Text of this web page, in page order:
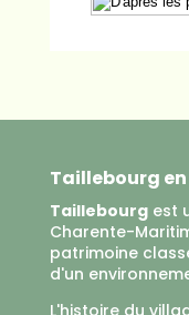
Taillebourg
Taillebourgest
Charente-
patrimoine
d'un